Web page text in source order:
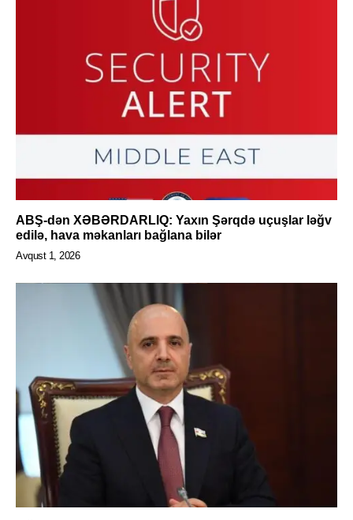
ABŞ-dən XƏBƏRDARLIQ: Yaxın Şərqdə uçuşlar ləğv
edilə, hava məkanları bağlana bilər
Avqust 1, 2026